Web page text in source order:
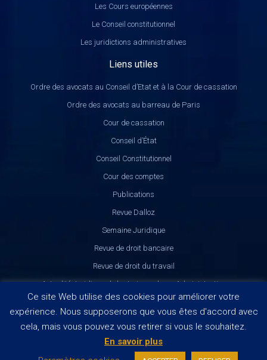
Les Cours européennes
Le Conseil constitutionnel
Les juridictions administratives
Liens utiles
Ordre des avocats au Conseil d’Etat et à la Cour de cassation
Ordre des avocats au barreau de Paris
Cour de cassation
Conseil d’État
Conseil Constitutionnel
Cour des comptes
Publications
Revue Dalloz
Semaine Juridique
Revue de droit bancaire
Revue de droit du travail
Actualité Juridique de la Jurisprudence Administrative
Politiques de confidentialité|Mentions Légales
Ce site Web utilise des cookies pour améliorer votre
expérience. Nous supposerons que vous êtes d'accord avec
cela, mais vous pouvez vous retirer si vous le souhaitez.
En savoir plus